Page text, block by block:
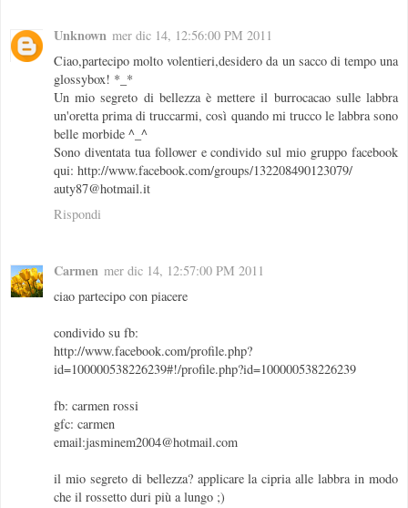
Unknown mer dic 14, 12:56:00 PM 2011
Ciao,partecipo molto volentieri,desidero da un sacco di tempo una
glossybox! *_*
Un mio segreto di bellezza è mettere il burrocacao sulle labbra
un'oretta prima di truccarmi, così quando mi trucco le labbra sono
belle morbide ^_^
Sono diventata tua follower e condivido sul mio gruppo facebook
qui: http://www.facebook.com/groups/132208490123079/
auty87@hotmail.it
Rispondi
Carmen mer dic 14, 12:57:00 PM 2011
ciao partecipo con piacere
condivido su fb:
http://www.facebook.com/profile.php?
id=100000538226239#!/profile.php?id=100000538226239
fb: carmen rossi
gfc: carmen
email:jasminem2004@hotmail.com
il mio segreto di bellezza? applicare la cipria alle labbra in modo
che il rossetto duri più a lungo ;)